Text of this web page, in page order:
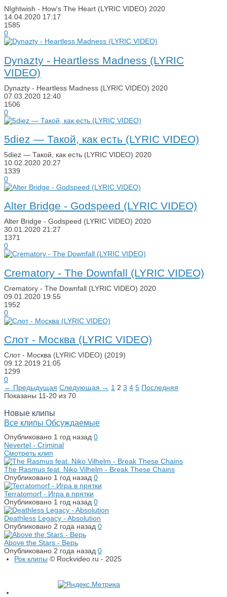
NIghtwish - How's The Heart (LYRIC VIDEO) 2020
14.04.2020 17:17
1585
0
Dynazty - Heartless Madness (LYRIC
VIDEO)
Dynazty - Heartless Madness (LYRIC VIDEO) 2020
07.03.2020 12:40
1506
0
5diez — Такой, как есть (LYRIC VIDEO)
5diez — Такой, как есть (LYRIC VIDEO) 2020
10.02.2020 20:27
1339
0
Alter Bridge - Godspeed (LYRIC VIDEO)
Alter Bridge - Godspeed (LYRIC VIDEO) 2020
30.01.2020 21:27
1371
0
Crematory - The Downfall (LYRIC VIDEO)
Crematory - The Downfall (LYRIC VIDEO) 2020
09.01.2020 19:55
1952
0
Слот - Москва (LYRIC VIDEO)
Слот - Москва (LYRIC VIDEO) (2019)
09.12.2019 21:05
1299
0
← Предыдущая Следующая → 1 2 3 4 5 Последняя
Показаны 11-20 из 70
Новые клипы
Все клипы Обсуждаемые
Опубликовано 1 год назад 0
Nevertel - Criminal
Смотреть клип
The Rasmus feat. Niko Vilhelm - Break These Chains
Опубликовано 1 год назад 0
Terratomorf - Игра в прятки
Опубликовано 1 год назад 0
Deathless Legacy - Absolution
Опубликовано 2 года назад 0
Above the Stars - Верь
Опубликовано 2 года назад 0
Рок клипы © Rockvideo.ru - 2025